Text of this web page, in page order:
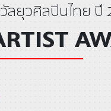
ลยุวศิลปินไทย ปี